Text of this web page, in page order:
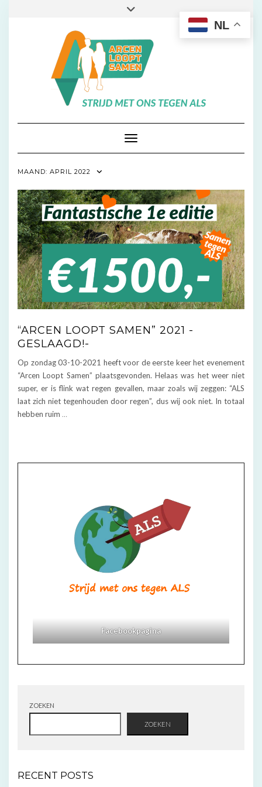
Toggle navigatie
MAAND: APRIL 2022
“ARCEN LOOPT SAMEN” 2021 -
GESLAAGD!-
Op zondag 03-10-2021 heeft voor de eerste keer het evenement
“Arcen Loopt Samen” plaatsgevonden. Helaas was het weer niet
super, er is flink wat regen gevallen, maar zoals wij zeggen: “ALS
laat zich niet tegenhouden door regen”, dus wij ook niet. In totaal
hebben ruim …
Facebookpagina
ZOEKEN
ZOEKEN
RECENT POSTS
NL